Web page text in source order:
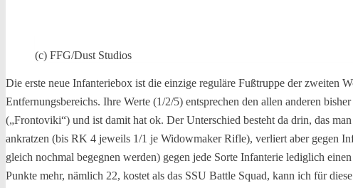
(c) FFG/Dust Studios
Die erste neue Infanteriebox ist die einzige reguläre Fußtruppe der zweiten
Entfernungsbereichs. Ihre Werte (1/2/5) entsprechen den allen anderen
(„Frontoviki“) und ist damit hat ok. Der Unterschied besteht da drin, das
ankratzen (bis RK 4 jeweils 1/1 je Widowmaker Rifle), verliert aber gegen
gleich nochmal begegnen werden) gegen jede Sorte Infanterie lediglich
Punkte mehr, nämlich 22, kostet als das SSU Battle Squad, kann ich für